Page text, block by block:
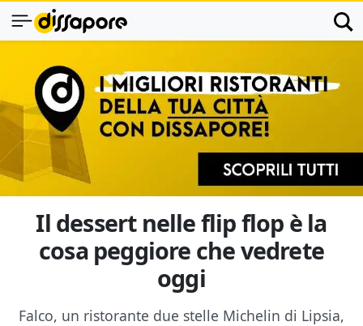
Il dessert nelle flip flop è la
cosa peggiore che vedrete
oggi
Falco, un ristorante due stelle Michelin di Lipsia,